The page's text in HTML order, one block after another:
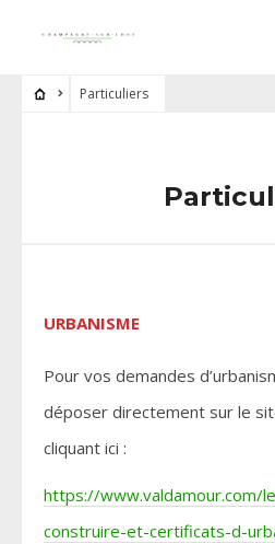
Particuliers
URBANISME
Pour vos demandes
déposer directement sur le
cliquant ici :
https://www.valdamour.com/
construire-et-certificats-d-